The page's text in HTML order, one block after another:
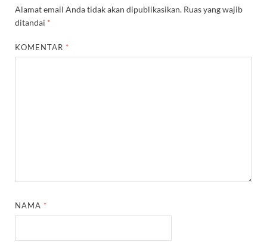
Alamat email Anda tidak akan dipublikasikan. Ruas yang wajib
ditandai *
KOMENTAR *
NAMA *